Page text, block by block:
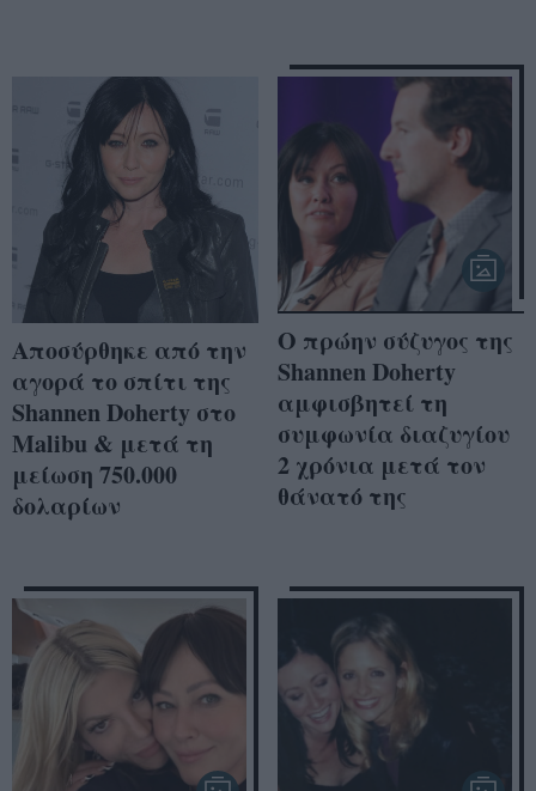
Αποσύρθηκε από την
αγορά το σπίτι της
Shannen Doherty στο
Malibu & μετά τη
μείωση 750.000
δολαρίων
Ο πρώην σύζυγος της
Shannen Doherty
αμφισβητεί τη
συμφωνία διαζυγίου
2 χρόνια μετά τον
θάνατό της